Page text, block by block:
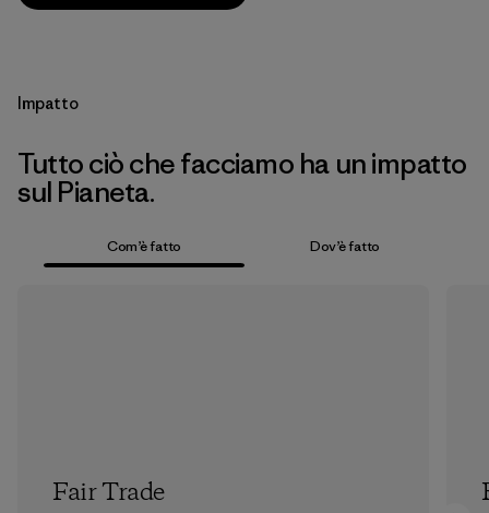
Impatto
Tutto ciò che facciamo ha un impatto
sul Pianeta.
Com’è fatto Dov’è fatto
Fair Trade